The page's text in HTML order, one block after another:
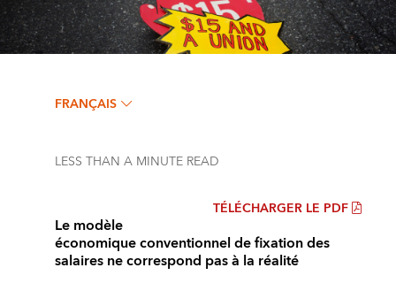
FRANÇAIS
LESS THAN A MINUTE READ
TÉLÉCHARGER LE PDF
Le modèle
économique conventionnel de fixation des
salaires ne correspond pas à la réalité